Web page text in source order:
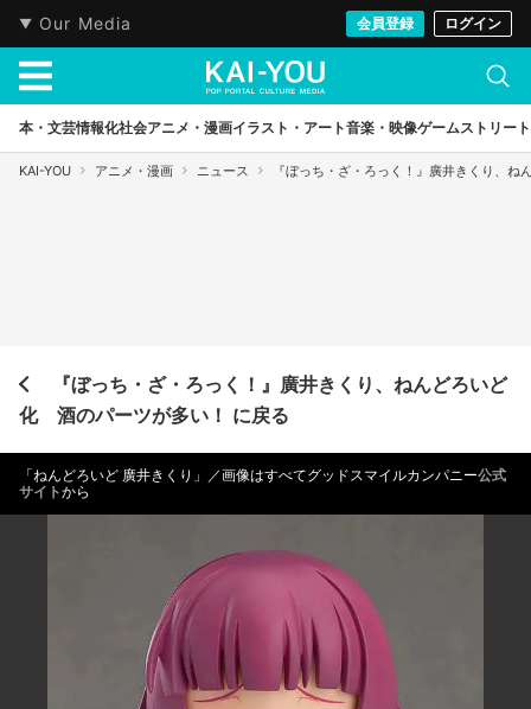
Our Media 会員登録 ログイン
本・文芸情報化社会アニメ・漫画イラスト・アート音楽・映像ゲームストリート
KAI-YOU アニメ・漫画 ニュース 『ぼっち・ざ・ろっく！』廣井きくり、
『ぼっち・ざ・ろっく！』廣井きくり、ねんどろいど
化 酒のパーツが多い！ に戻る
「ねんどろいど 廣井きくり」／画像はすべてグッドスマイルカンパニー公式
サイトから